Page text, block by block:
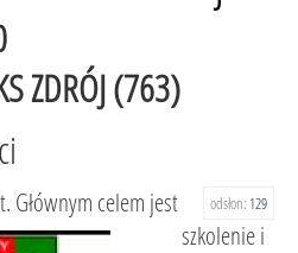
ZDRÓJ (763)
odsłon: 129
Głównym celem jest
szkolenie i